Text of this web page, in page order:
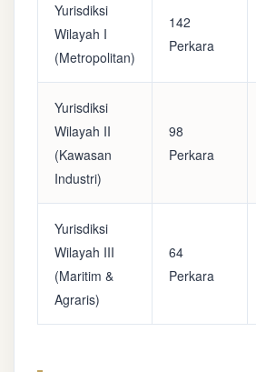
Yurisdiksi
Wilayah I
(Metropolitan)
142
Perkara
Yurisdiksi
Wilayah II
(Kawasan
Industri)
98
Perkara
Yurisdiksi
Wilayah III
(Maritim &
Agraris)
64
Perkara